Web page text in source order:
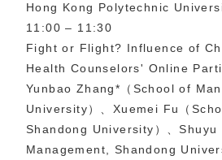
Hong Kong Polytechnic
11:00 – 11:30
Fight or Flight? Influence of
Health Counselors' Online
Yunbao Zhang*（School of
University）、Xuemei Fu（
Shandong University）、
Management, Shandong